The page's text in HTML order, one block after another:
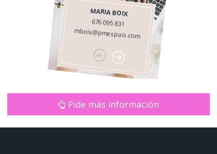
MARIA BOIX
676 095 831
mboix@pmespais.com
Pide más información